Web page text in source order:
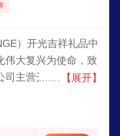
）开光吉祥礼品中
伟大复兴为使命，致
司主营开光吉祥礼
祥礼品、益智助考
【展开】